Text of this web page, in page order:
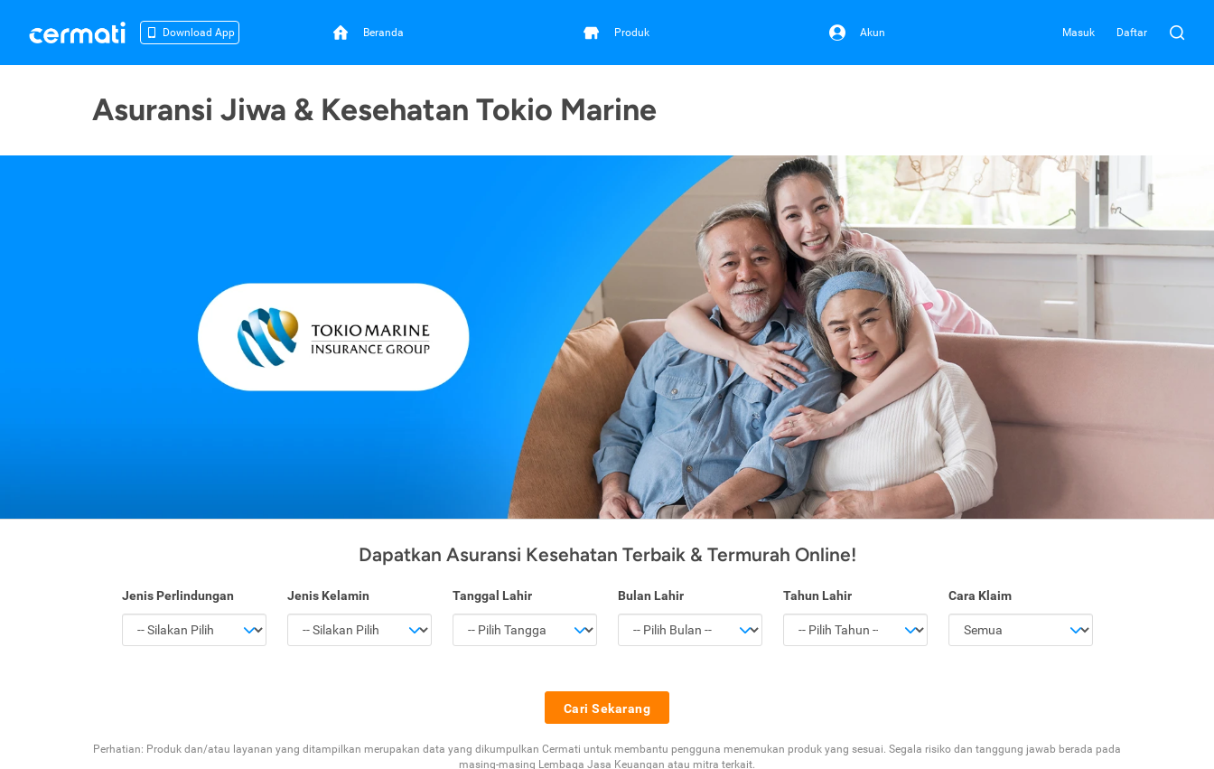
Download App Beranda Produk Akun Masuk Daftar
Asuransi Jiwa & Kesehatan Tokio Marine
Dapatkan Asuransi Kesehatan Terbaik & Termurah Online!
Jenis Perlindungan Jenis Kelamin Tanggal Lahir Bulan Lahir Tahun Lahir Cara Klaim
Cari Sekarang
Perhatian: Produk dan/atau layanan yang ditampilkan merupakan data yang dikumpulkan Cermati untuk membantu pengguna menemukan produk yang sesuai. Segala risiko dan tanggung jawab berada pada
masing-masing Lembaga Jasa Keuangan atau mitra terkait.